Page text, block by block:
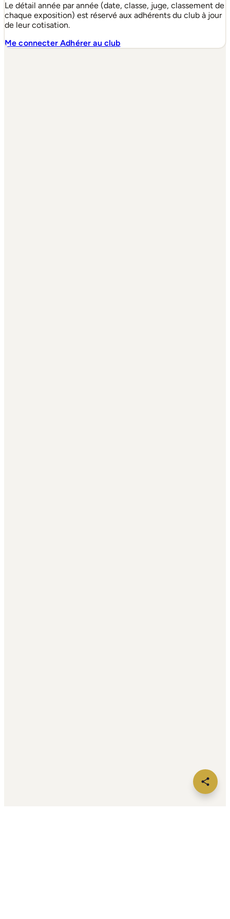
Le détail année par année (date, classe, juge, classement de
chaque exposition) est réservé aux adhérents du club à jour
de leur cotisation.
Me connecterAdhérer au club